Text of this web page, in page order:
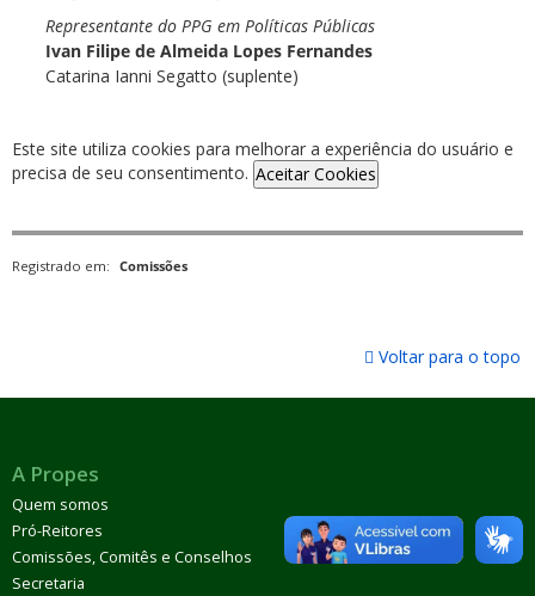
Representante do PPG em Políticas Públicas
Ivan Filipe de Almeida Lopes Fernandes
Catarina Ianni Segatto (suplente)
Este site utiliza cookies para melhorar a experiência do usuário e
precisa de seu consentimento. Aceitar Cookies
Registrado em: Comissões
Voltar para o topo
A Propes
Quem somos
Pró-Reitores
Comissões, Comitês e Conselhos
Secretaria